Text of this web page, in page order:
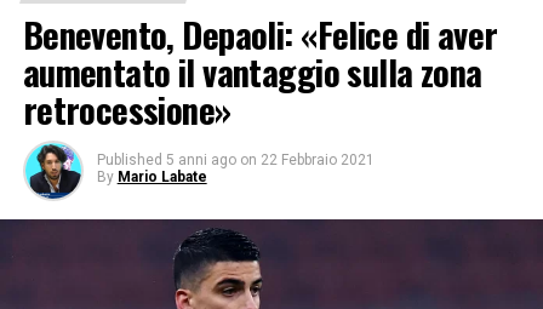
Benevento, Depaoli: «Felice di aver
aumentato il vantaggio sulla zona
retrocessione»
Published 5 anni ago on 22 Febbraio 2021
By Mario Labate